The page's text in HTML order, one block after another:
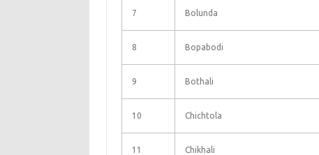
7 Bolunda
8 Bopabodi
9 Bothali
10 Chichtola
11 Chikhali